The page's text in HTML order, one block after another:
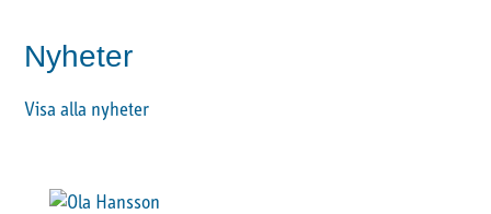
Nyheter
Visa alla nyheter